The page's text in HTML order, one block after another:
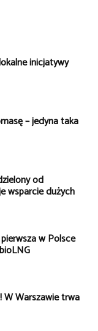
inicjatywy
– jedyna taka
od
wsparcie dużych
w Polsce
W Warszawie trwa